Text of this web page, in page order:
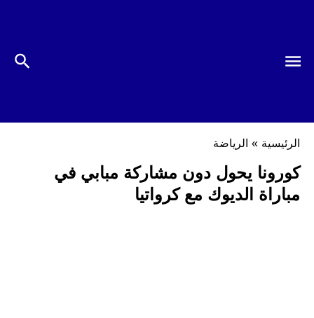
الرئيسية » الرياضة
كورونا يحول دون مشاركة مبابي في
مباراة الديوك مع كرواتيا